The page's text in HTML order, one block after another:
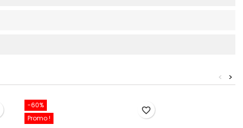
>
<
-60%
Promo !
favorite_border